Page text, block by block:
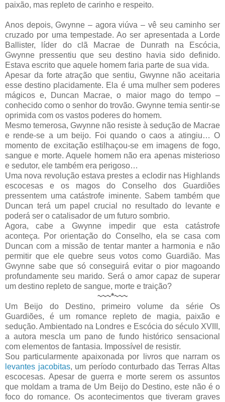
paixão, mas repleto de carinho e respeito.
Anos depois, Gwynne – agora viúva – vê seu caminho ser
cruzado por uma tempestade. Ao ser apresentada a Lorde
Ballister, líder do clã Macrae de Dunrath na Escócia,
Gwynne pressentiu que seu destino havia sido definido.
Estava escrito que aquele homem faria parte de sua vida.
Apesar da forte atração que sentiu, Gwynne não aceitaria
esse destino placidamente. Ela é uma mulher sem poderes
mágicos e, Duncan Macrae, o maior mago do tempo –
conhecido como o senhor do trovão. Gwynne temia sentir-se
oprimida com os vastos poderes do homem.
Mesmo temerosa, Gwynne não resiste à sedução de Macrae
e rende-se a um beijo. Foi quando o caos a atingiu… O
momento de excitação estilhaçou-se em imagens de fogo,
sangue e morte. Aquele homem não era apenas misterioso
e sedutor, ele também era perigoso…
Uma nova revolução estava prestes a eclodir nas Highlands
escocesas e os magos do Conselho dos Guardiões
pressentem uma catástrofe iminente. Sabem também que
Duncan terá um papel crucial no resultado do levante e
poderá ser o catalisador de um futuro sombrio.
Agora, cabe a Gwynne impedir que esta catástrofe
aconteça. Por orientação do Conselho, ela se casa com
Duncan com a missão de tentar manter a harmonia e não
permitir que ele quebre seus votos como Guardião. Mas
Gwynne sabe que só conseguirá evitar o pior magoando
profundamente seu marido. Será o amor capaz de superar
um destino repleto de sangue, morte e traição?
~~~*~~~
Um Beijo do Destino, primeiro volume da série Os
Guardiões, é um romance repleto de magia, paixão e
sedução. Ambientado na Londres e Escócia do século XVIII,
a autora mescla um pano de fundo histórico sensacional
com elementos de fantasia. Impossível de resistir.
Sou particularmente apaixonada por livros que narram os
levantes jacobitas, um período conturbado das Terras Altas
escocesas. Apesar de guerra e morte serem os assuntos
que moldam a trama de Um Beijo do Destino, este não é o
foco do romance. Os acontecimentos que tiveram graves